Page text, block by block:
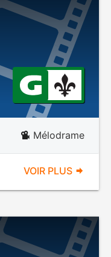
Mélodrame
VOIR PLUS